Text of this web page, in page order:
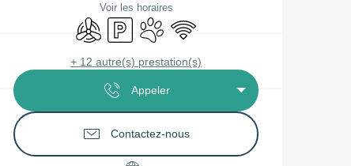
Voir les horaires
Air conditionné
ParkingAnimaux acceptés
WiFi
+ 12 autre(s) prestation(s)
Appeler
Contactez-nous